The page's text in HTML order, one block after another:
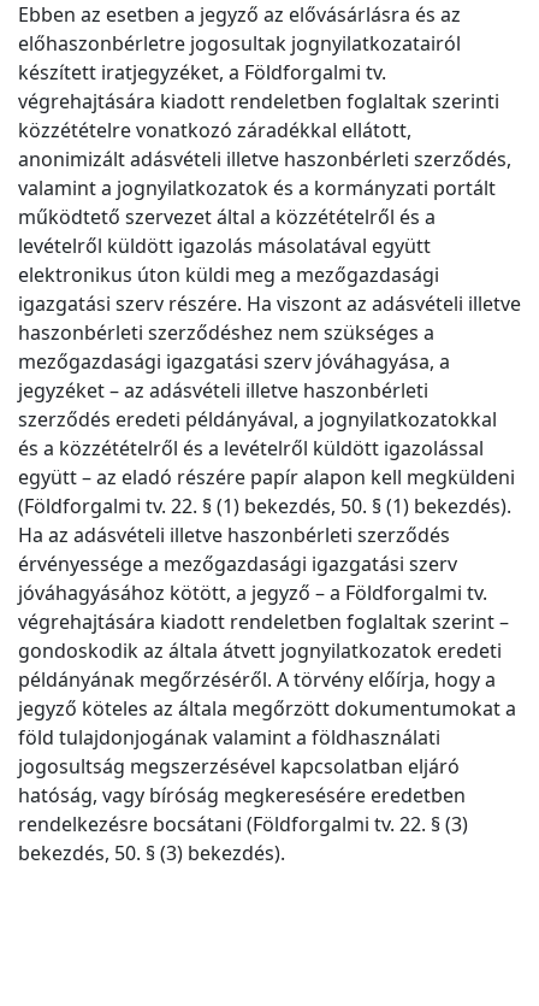
Ebben az esetben a jegyző az elővásárlásra és az
előhaszonbérletre jogosultak jognyilatkozatairól
készített iratjegyzéket, a Földforgalmi tv.
végrehajtására kiadott rendeletben foglaltak szerinti
közzétételre vonatkozó záradékkal ellátott,
anonimizált adásvételi illetve haszonbérleti szerződés,
valamint a jognyilatkozatok és a kormányzati portált
működtető szervezet által a közzétételről és a
levételről küldött igazolás másolatával együtt
elektronikus úton küldi meg a mezőgazdasági
igazgatási szerv részére. Ha viszont az adásvételi illetve
haszonbérleti szerződéshez nem szükséges a
mezőgazdasági igazgatási szerv jóváhagyása, a
jegyzéket – az adásvételi illetve haszonbérleti
szerződés eredeti példányával, a jognyilatkozatokkal
és a közzétételről és a levételről küldött igazolással
együtt – az eladó részére papír alapon kell megküldeni
(Földforgalmi tv. 22. § (1) bekezdés, 50. § (1) bekezdés).
Ha az adásvételi illetve haszonbérleti szerződés
érvényessége a mezőgazdasági igazgatási szerv
jóváhagyásához kötött, a jegyző – a Földforgalmi tv.
végrehajtására kiadott rendeletben foglaltak szerint –
gondoskodik az általa átvett jognyilatkozatok eredeti
példányának megőrzéséről. A törvény előírja, hogy a
jegyző köteles az általa megőrzött dokumentumokat a
föld tulajdonjogának valamint a földhasználati
jogosultság megszerzésével kapcsolatban eljáró
hatóság, vagy bíróság megkeresésére eredetben
rendelkezésre bocsátani (Földforgalmi tv. 22. § (3)
bekezdés, 50. § (3) bekezdés).